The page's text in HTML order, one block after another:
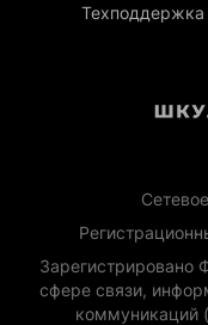
Техподдержка
Зарегистрировано
сфере связи,
коммуникаций